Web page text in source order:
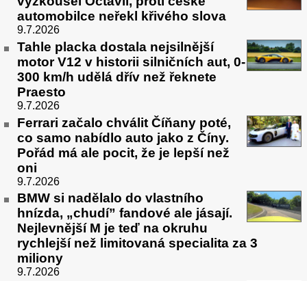
automobilce neřekl křivého slova
9.7.2026
Tahle placka dostala nejsilnější
motor V12 v historii silničních aut, 0-
300 km/h udělá dřív než řeknete
Praesto
9.7.2026
Ferrari začalo chválit Číňany poté,
co samo nabídlo auto jako z Číny.
Pořád má ale pocit, že je lepší než
oni
9.7.2026
BMW si nadělalo do vlastního
hnízda, „chudí” fandové ale jásají.
Nejlevnější M je teď na okruhu
rychlejší než limitovaná specialita za 3
miliony
9.7.2026